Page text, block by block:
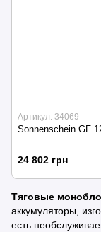
Артикул: 34069
Sonnenschein GF
24 802 грн
Тяговые
аккумуляторы,
есть